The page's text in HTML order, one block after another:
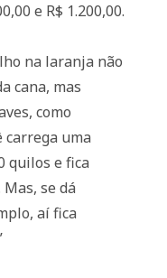
e R$ 1.200,00.
na laranja não
cana, mas
como
carrega uma
quilos e fica
se dá
aí fica